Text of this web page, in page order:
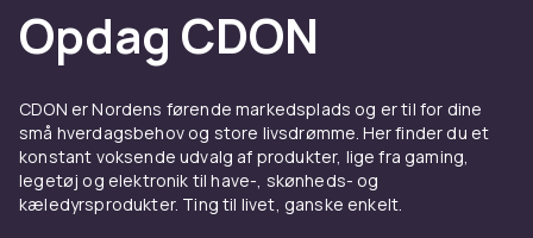
Opdag CDON
CDON er Nordens førende markedsplads og er til for dine
små hverdagsbehov og store livsdrømme. Her finder du et
konstant voksende udvalg af produkter, lige fra gaming,
legetøj og elektronik til have-, skønheds- og
kæledyrsprodukter. Ting til livet, ganske enkelt.